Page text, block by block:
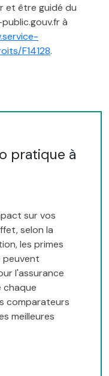
et être guidé du
à
F14128.
pratique à
sur vos
selon la
les primes
peuvent
l'assurance
chaque
comparateurs
meilleures